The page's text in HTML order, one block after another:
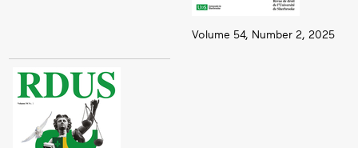
Volume 54, Number 2, 2025